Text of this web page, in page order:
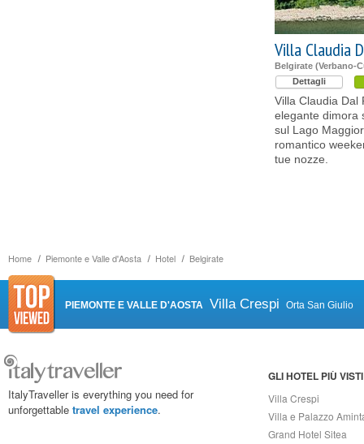
Home Piemonte e Valle d'Aosta Hotel Belgirate
Villa Claudia
Belgirate (Verbano-
Dettagli
Villa Claudia Dal
elegante dimora
sul Lago
romantico
tue nozze.
PIEMONTE E VALLE D'AOSTA Villa Crespi Orta San Giulio
ItalyTraveller is everything you need for
unforgettable travel experience.
GLI HOTEL PIÙ VISTI
Villa Crespi
Villa e Palazzo
Grand Hotel Sitea